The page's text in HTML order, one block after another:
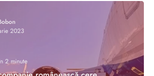
2023
2 minute